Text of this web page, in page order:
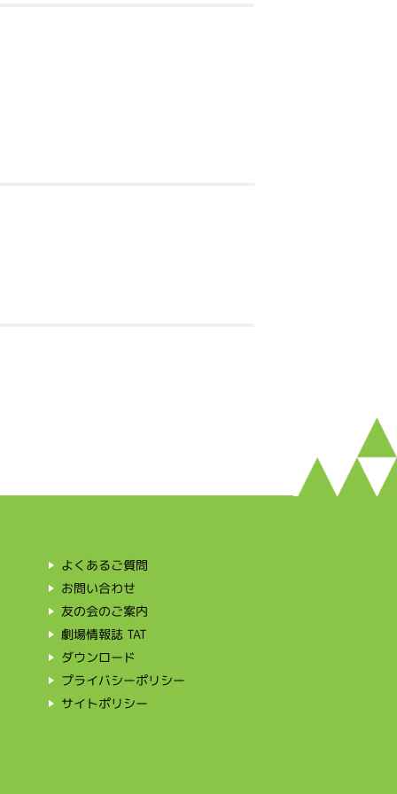
よくあるご質問
お問い合わせ
友の会のご案内
劇場情報誌 TAT
ダウンロード
プライバシーポリシー
サイトポリシー